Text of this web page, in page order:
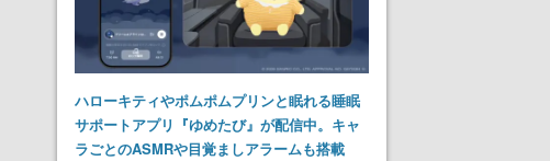
ハローキティやポムポムプリンと眠れる睡眠
サポートアプリ『ゆめたび』が配信中。キャ
ラごとのASMRや目覚ましアラームも搭載